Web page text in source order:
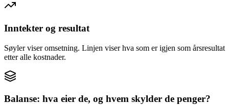
Inntekter og resultat
Søyler viser omsetning. Linjen viser hva som er igjen som årsresultat
etter alle kostnader.
Balanse: hva eier de, og hvem skylder de penger?